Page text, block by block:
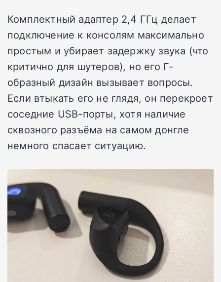
Комплектный адаптер 2,4 ГГц делает
подключение к консолям максимально
простым и убирает задержку звука (что
критично для шутеров), но его Г-
образный дизайн вызывает вопросы.
Если втыкать его не глядя, он перекроет
соседние USB-порты, хотя наличие
сквозного разъёма на самом донгле
немного спасает ситуацию.